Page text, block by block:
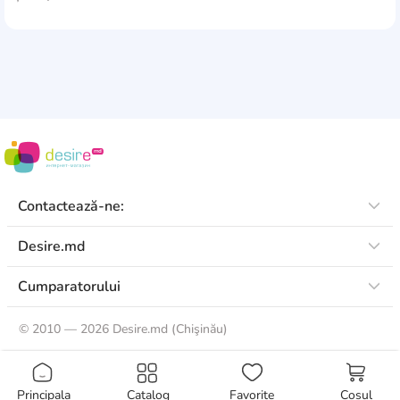
Principala Catalog Favorite Coșul
Contactează-ne:
Desire.md
Cumparatorului
© 2010 — 2026 Desire.md (Chişinău)